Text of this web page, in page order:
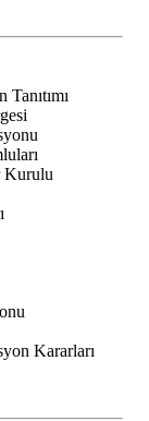
Kurulu
Kararları